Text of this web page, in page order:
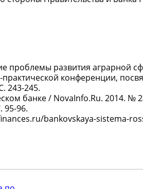
проблемы развития аграрной
конференции,
243-245.
банке / NovaInfo.Ru. 2014. №
95-96.
bankovskaya-sistema-